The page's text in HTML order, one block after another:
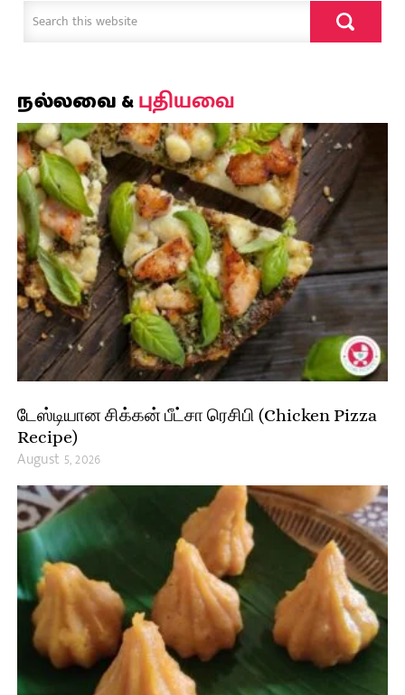
நல்லவை &புதியவை
டேஸ்டியான சிக்கன் பீட்சா ரெசிபி (Chicken Pizza
Recipe)
August 5, 2026